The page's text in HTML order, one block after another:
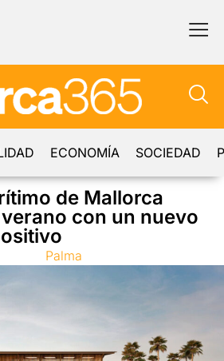
ECONOMÍA SOCIEDAD
de Mallorca
con un nuevo
Palma